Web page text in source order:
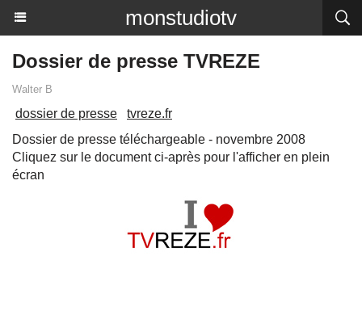
monstudiotv
Dossier de presse TVREZE
Walter B
dossier de presse
tvreze.fr
Dossier de presse téléchargeable - novembre 2008
Cliquez sur le document ci-après pour l'afficher en plein
écran